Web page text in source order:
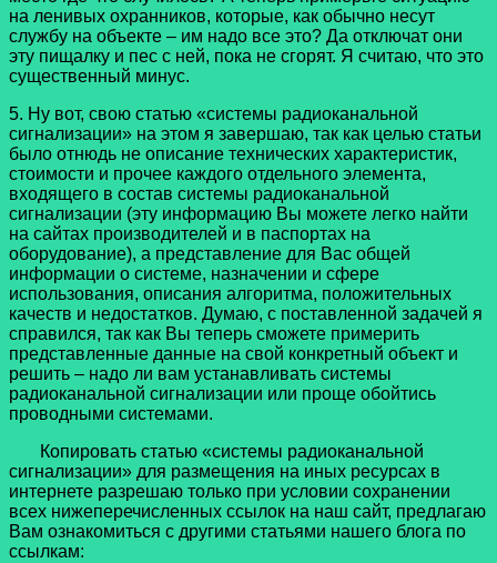
на ленивых охранников, которые, как обычно несут
службу на объекте – им надо все это? Да отключат они
эту пищалку и пес с ней, пока не сгорят. Я считаю, что это
существенный минус.
5. Ну вот, свою статью «системы радиоканальной
сигнализации» на этом я завершаю, так как целью статьи
было отнюдь не описание технических характеристик,
стоимости и прочее каждого отдельного элемента,
входящего в состав системы радиоканальной
сигнализации (эту информацию Вы можете легко найти
на сайтах производителей и в паспортах на
оборудование), а представление для Вас общей
информации о системе, назначении и сфере
использования, описания алгоритма, положительных
качеств и недостатков. Думаю, с поставленной задачей я
справился, так как Вы теперь сможете примерить
представленные данные на свой конкретный объект и
решить – надо ли вам устанавливать системы
радиоканальной сигнализации или проще обойтись
проводными системами.
Копировать статью «системы радиоканальной
сигнализации» для размещения на иных ресурсах в
интернете разрешаю только при условии сохранении
всех нижеперечисленных ссылок на наш сайт, предлагаю
Вам ознакомиться с другими статьями нашего блога по
ссылкам: